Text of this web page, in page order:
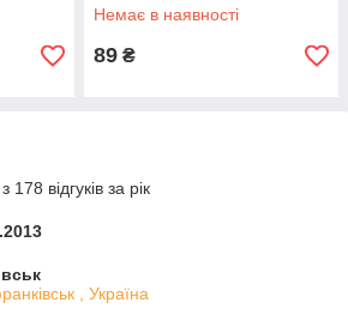
Немає в наявності
89 ₴
відгуків за рік
, Україна